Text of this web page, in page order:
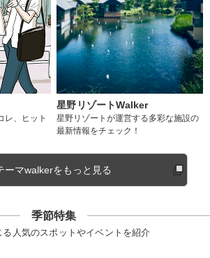
レ、ヒット
星野リゾートWalker
星野リゾートが運営する多彩な施設の
最新情報をチェック！
ーマwalkerをもっと見る
季節特集
る人気のスポットやイベントを紹介